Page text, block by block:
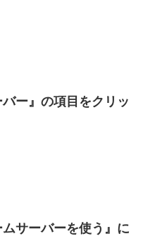
ー』の項目をクリッ
ムサーバーを使う』に